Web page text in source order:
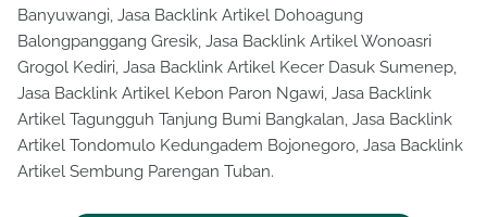
Banyuwangi, Jasa Backlink Artikel Dohoagung
Balongpanggang Gresik, Jasa Backlink Artikel Wonoasri
Grogol Kediri, Jasa Backlink Artikel Kecer Dasuk Sumenep,
Jasa Backlink Artikel Kebon Paron Ngawi, Jasa Backlink
Artikel Tagungguh Tanjung Bumi Bangkalan, Jasa Backlink
Artikel Tondomulo Kedungadem Bojonegoro, Jasa Backlink
Artikel Sembung Parengan Tuban.